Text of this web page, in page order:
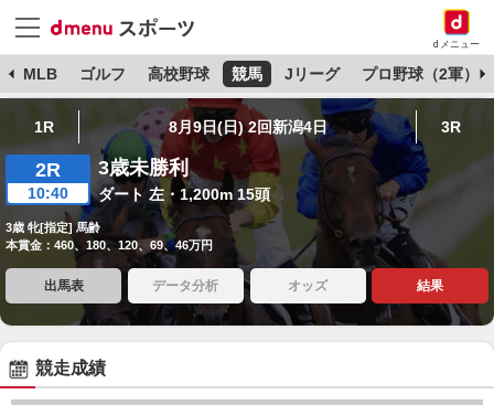
dメニュー
MLB ゴルフ 高校野球 競馬 Jリーグ プロ野球（2軍）
1R 8月9日(日) 2回新潟4日 3R
2R
10:40
3歳未勝利
ダート 左・1,200m 15頭
3歳 牝[指定] 馬齢
本賞金：460、180、120、69、46万円
出馬表 データ分析 オッズ 結果
競走成績